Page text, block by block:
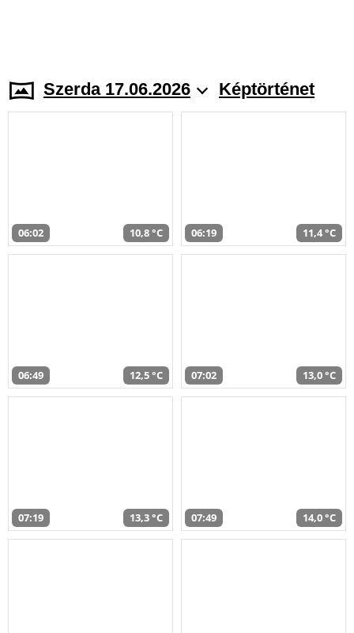
Szerda 17.06.2026 Képtörténet
06:02 10,8 °C 06:19 11,4 °C
06:49 12,5 °C 07:02 13,0 °C
07:19 13,3 °C 07:49 14,0 °C